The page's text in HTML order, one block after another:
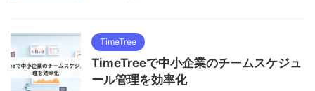
TimeTree
TimeTreeで中小企業のチームスケジュ
ール管理を効率化